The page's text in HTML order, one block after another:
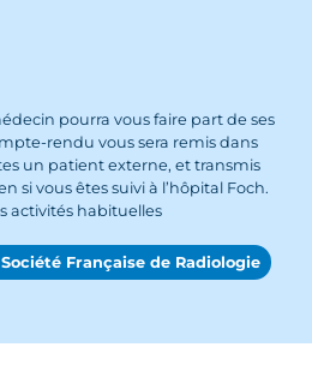
pourra vous faire part de ses
rendu vous sera remis dans
un patient externe, et transmis
si vous êtes suivi à l’hôpital Foch.
activités habituelles
Française de Radiologie